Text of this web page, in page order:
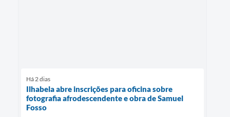
Há 2 dias
Ilhabela abre inscrições para oficina sobre
fotografia afrodescendente e obra de Samuel
Fosso